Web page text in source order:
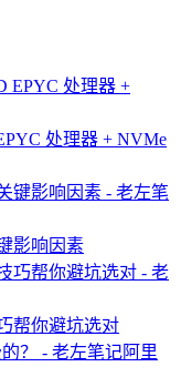
处理器 + NVMe
影响因素
帮你避坑选对
阿里